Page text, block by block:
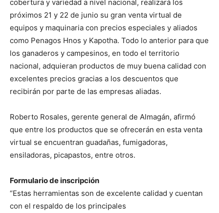
cobertura y variedad a nivel nacional, realizará los
próximos 21 y 22 de junio su gran venta virtual de
equipos y maquinaria con precios especiales y aliados
como Penagos Hnos y Kapotha. Todo lo anterior para que
los ganaderos y campesinos, en todo el territorio
nacional, adquieran productos de muy buena calidad con
excelentes precios gracias a los descuentos que
recibirán por parte de las empresas aliadas.
Roberto Rosales, gerente general de Almagán, afirmó
que entre los productos que se ofrecerán en esta venta
virtual se encuentran guadañas, fumigadoras,
ensiladoras, picapastos, entre otros.
Formulario de inscripción
“Estas herramientas son de excelente calidad y cuentan
con el respaldo de los principales